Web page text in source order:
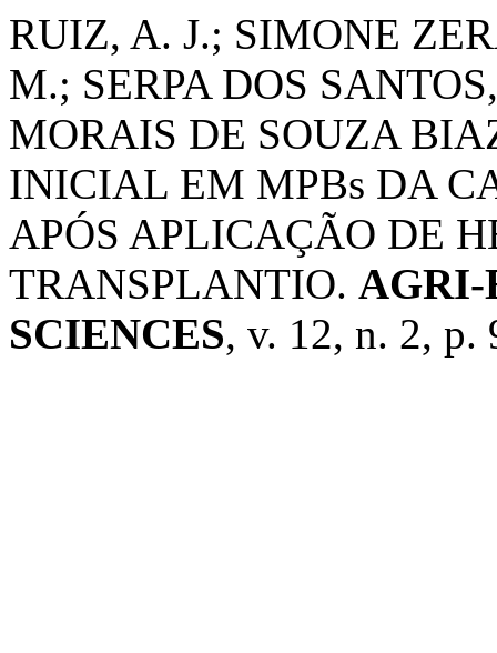
RUIZ, A. J.; SIMONE
M.; SERPA DOS
MORAIS DE SOUZA
INICIAL EM MPBs DA
APÓS APLICAÇÃO DE
TRANSPLANTIO. AGRI-
SCIENCES, v. 12, n. 2, p.